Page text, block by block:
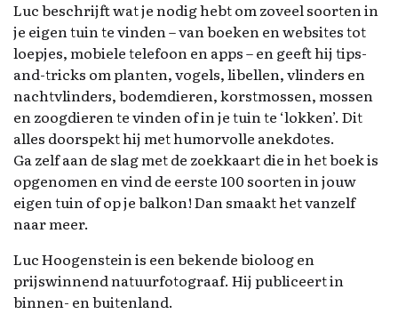
Luc beschrijft wat je nodig hebt om zoveel soorten in
je eigen tuin te vinden – van boeken en websites tot
loepjes, mobiele telefoon en apps – en geeft hij tips-
and-tricks om planten, vogels, libellen, vlinders en
nachtvlinders, bodemdieren, korstmossen, mossen
en zoogdieren te vinden of in je tuin te ‘lokken’. Dit
alles doorspekt hij met humorvolle anekdotes.
Ga zelf aan de slag met de zoekkaart die in het boek is
opgenomen en vind de eerste 100 soorten in jouw
eigen tuin of op je balkon! Dan smaakt het vanzelf
naar meer.
Luc Hoogenstein is een bekende bioloog en
prijswinnend natuurfotograaf. Hij publiceert in
binnen- en buitenland.